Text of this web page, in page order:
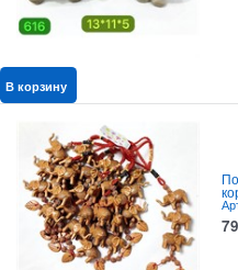
В корзину